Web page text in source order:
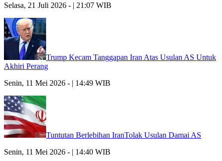
Selasa, 21 Juli 2026 - | 21:07 WIB
Trump Kecam Tanggapan Iran Atas Usulan AS Untuk
Akhiri Perang
Senin, 11 Mei 2026 - | 14:49 WIB
Tuntutan Berlebihan IranTolak Usulan Damai AS
Senin, 11 Mei 2026 - | 14:40 WIB